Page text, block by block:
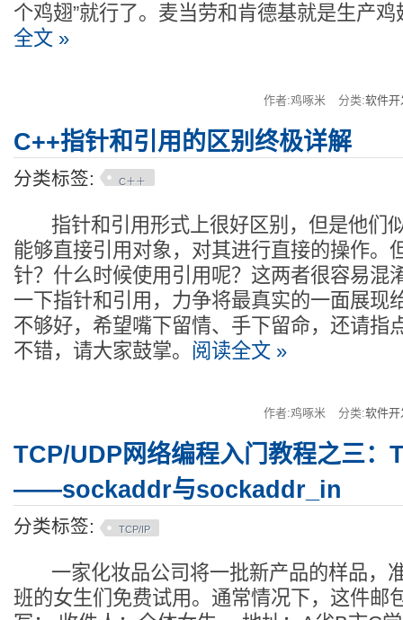
个鸡翅”就行了。麦当劳和肯德基就是生产鸡
全文 »
作者:鸡啄米 分类:软件开
C++指针和引用的区别终极详解
分类标签: C＋＋
指针和引用形式上很好区别，但是他们
能够直接引用对象，对其进行直接的操作。
针？什么时候使用引用呢？这两者很容易混
一下指针和引用，力争将最真实的一面展现
不够好，希望嘴下留情、手下留命，还请指
不错，请大家鼓掌。 阅读全文 »
作者:鸡啄米 分类:软件开
TCP/UDP网络编程入门教程之三：
——sockaddr与sockaddr_in
分类标签: TCP/IP
一家化妆品公司将一批新产品的样品，
班的女生们免费试用。通常情况下，这件邮